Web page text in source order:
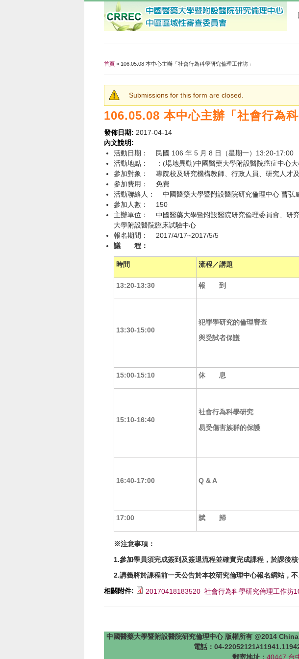
首頁 » 106.05.08 本中心主辦「社會行為科學研究倫理工作坊」
警告訊息
Submissions for this form are closed.
106.05.08 本中心主辦「社會行為科
發佈日期: 2017-04-14
內文說明:
活動日期： 民國 106 年 5 月 8 日（星期一）13:20-17:00
活動地點： ：(場地異動)中國醫藥大學附設醫院癌症中心大
參加對象： 專院校及研究機構教師、行政人員、研究人才
參加費用： 免費
活動聯絡人： 中國醫藥大學暨附設醫院研究倫理中心 曹弘
參加人數： 150
主辦單位： 中國醫藥大學暨附設醫院研究倫理委員會、研
大學附設醫院臨床試驗中心
報名期間： 2017/4/17~2017/5/5
議 程 ：
時間 流程／講題
13:20-13:30 報 到
13:30-15:00
犯罪學研究的倫理審查
與受試者保護
15:00-15:10 休 息
15:10-16:40
社會行為科學研究
易受傷害族群的保護
16:40-17:00 Q & A
17:00 賦 歸
※注意事項：
1.參加學員須完成簽到 及簽退流程並確實完成課程 ，於課後
2.講義將於課程前一天公告於本校研究倫理中心報名網站，
相關附件: 20170418183520_社會行為科學研究倫理工作坊
中國醫藥大學暨附設醫院研究倫理中心 版權所有 @2014
電話：04-
郵寄地址： 40447 台